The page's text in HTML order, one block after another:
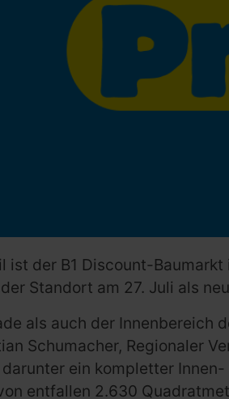
ist der B1 Discount-
Standort am 27. Juli als
als auch der Innenbereich
Schumacher, Regionaler
ein kompletter
entfallen 2.630